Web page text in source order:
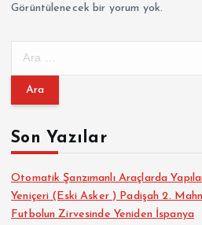
Görüntülenecek bir yorum yok.
m
:Son Yazılar
Otomatik Şanzımanlı Araçlarda
Yeniçeri (Eski Asker ) Padişah 2.
Futbolun Zirvesinde Yeniden İspanya